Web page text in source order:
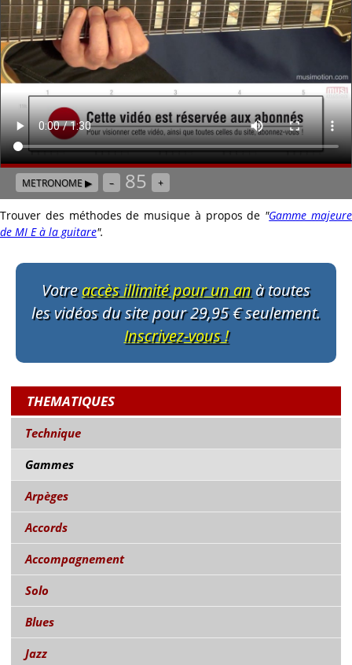
METRONOME ▶ – 85 +
Trouver des méthodes de musique à propos de "Gamme majeure
de MI E à la guitare".
Votreaccès illimité pour un anà toutes
les vidéos du site pour 29,95 € seulement.
Inscrivez-vous !
THEMATIQUES
Technique
Gammes
Arpèges
Accords
Accompagnement
Solo
Blues
Jazz